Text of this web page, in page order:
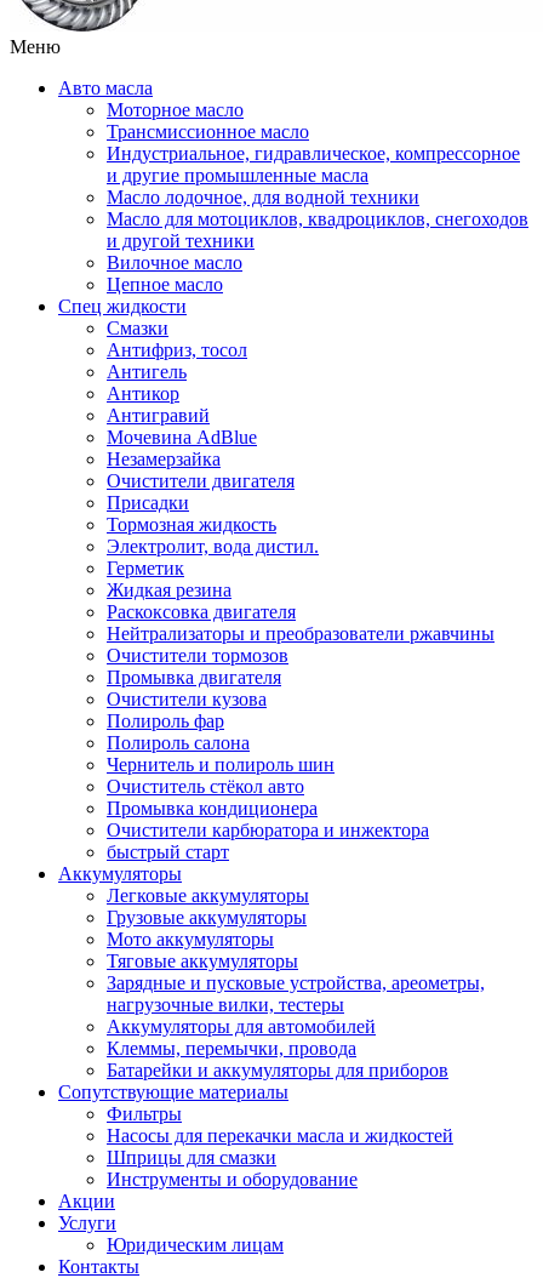
Меню
Авто масла
Моторное масло
Трансмиссионное масло
Индустриальное, гидравлическое, компрессорное
и другие промышленные масла
Масло лодочное, для водной техники
Масло для мотоциклов, квадроциклов, снегоходов
и другой техники
Вилочное масло
Цепное масло
Спец жидкости
Смазки
Антифриз, тосол
Антигель
Антикор
Антигравий
Мочевина AdBlue
Незамерзайка
Очистители двигателя
Присадки
Тормозная жидкость
Электролит, вода дистил.
Герметик
Жидкая резина
Раскоксовка двигателя
Нейтрализаторы и преобразователи ржавчины
Очистители тормозов
Промывка двигателя
Очистители кузова
Полироль фар
Полироль салона
Чернитель и полироль шин
Очиститель стёкол авто
Промывка кондиционера
Очистители карбюратора и инжектора
быстрый старт
Аккумуляторы
Легковые аккумуляторы
Грузовые аккумуляторы
Мото аккумуляторы
Тяговые аккумуляторы
Зарядные и пусковые устройства, ареометры,
нагрузочные вилки, тестеры
Аккумуляторы для автомобилей
Клеммы, перемычки, провода
Батарейки и аккумуляторы для приборов
Сопутствующие материалы
Фильтры
Насосы для перекачки масла и жидкостей
Шприцы для смазки
Инструменты и оборудование
Акции
Услуги
Юридическим лицам
Контакты